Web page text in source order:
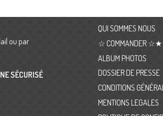
ou par
SÉCURISÉ
QUI SOMMES NOUS
☆ COMMANDER
ALBUM PHOTOS
DOSSIER DE PRESSE
CONDITIONS
MENTIONS LEGALES